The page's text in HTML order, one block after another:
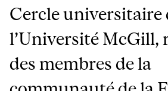
Cercle universitaire
l’Université McGill,
des membres de la